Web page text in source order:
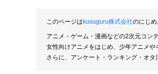
このページは kusuguru株式会社のにじ
アニメ・ゲーム・漫画などの2次元コン
女性向けアニメをはじめ、少年アニメ
さらに、アンケート・ランキング・オ